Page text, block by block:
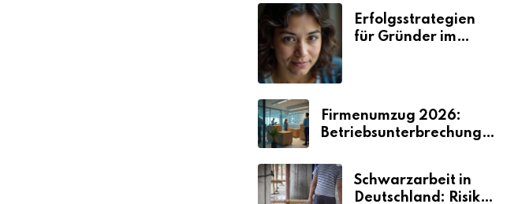
Erfolgsstrategien
für Gründer im
Firmenumzug 2026:
Betriebsunterbrechungen
Schwarzarbeit in
Deutschland: Risiken